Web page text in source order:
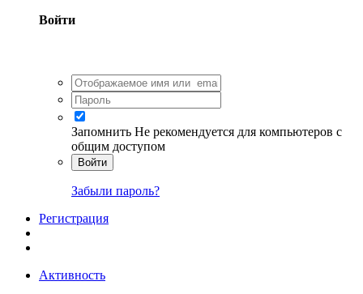
Войти
Запомнить Не рекомендуется для компьютеров с
общим доступом
Войти
Забыли пароль?
Регистрация
Активность